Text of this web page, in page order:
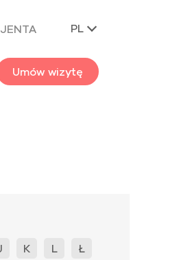
PL
Umów wizytę
K L Ł